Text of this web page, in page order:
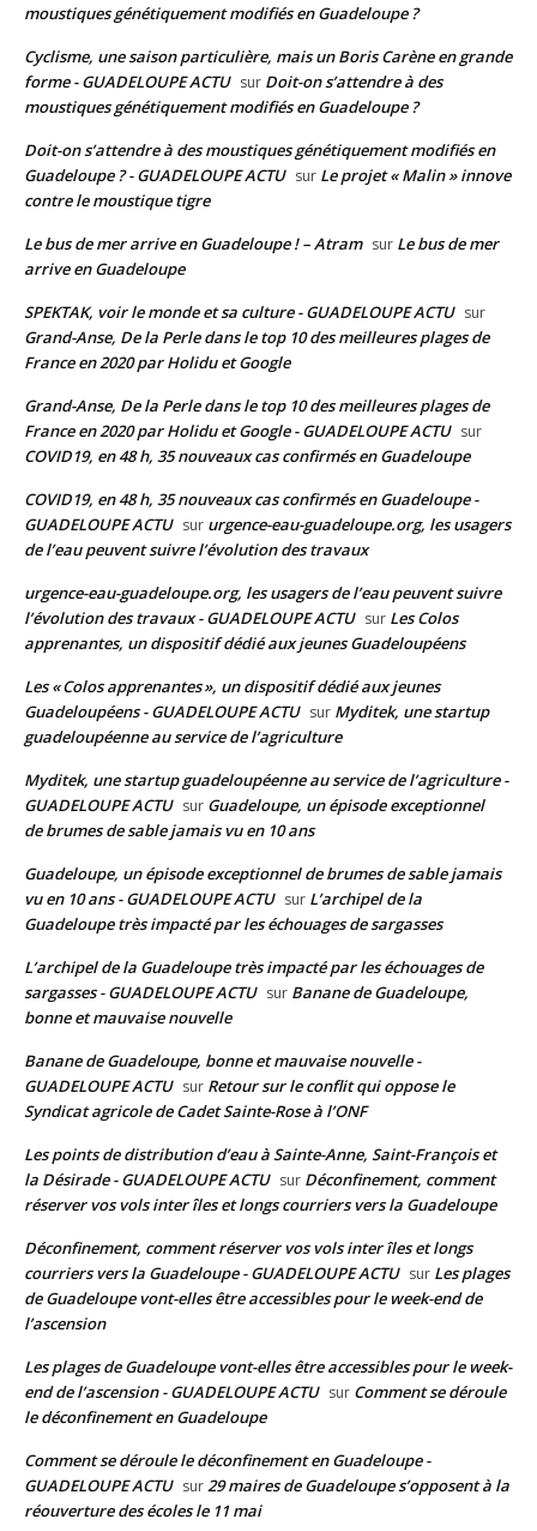
moustiques génétiquement modifiés en Guadeloupe ?
Cyclisme, une saison particulière, mais un Boris Carène en grande
forme - GUADELOUPE ACTU sur Doit-on s’attendre à des
moustiques génétiquement modifiés en Guadeloupe ?
Doit-on s’attendre à des moustiques génétiquement modifiés en
Guadeloupe ? - GUADELOUPE ACTU sur Le projet « Malin » innove
contre le moustique tigre
Le bus de mer arrive en Guadeloupe ! – Atram sur Le bus de mer
arrive en Guadeloupe
SPEKTAK, voir le monde et sa culture - GUADELOUPE ACTU sur
Grand-Anse, De la Perle dans le top 10 des meilleures plages de
France en 2020 par Holidu et Google
Grand-Anse, De la Perle dans le top 10 des meilleures plages de
France en 2020 par Holidu et Google - GUADELOUPE ACTU sur
COVID19, en 48 h, 35 nouveaux cas confirmés en Guadeloupe
COVID19, en 48 h, 35 nouveaux cas confirmés en Guadeloupe -
GUADELOUPE ACTU sur urgence-eau-guadeloupe.org, les usagers
de l’eau peuvent suivre l’évolution des travaux
urgence-eau-guadeloupe.org, les usagers de l’eau peuvent suivre
l’évolution des travaux - GUADELOUPE ACTU sur Les Colos
apprenantes, un dispositif dédié aux jeunes Guadeloupéens
Les « Colos apprenantes », un dispositif dédié aux jeunes
Guadeloupéens - GUADELOUPE ACTU sur Myditek, une startup
guadeloupéenne au service de l’agriculture
Myditek, une startup guadeloupéenne au service de l’agriculture -
GUADELOUPE ACTU sur Guadeloupe, un épisode exceptionnel
de brumes de sable jamais vu en 10 ans
Guadeloupe, un épisode exceptionnel de brumes de sable jamais
vu en 10 ans - GUADELOUPE ACTU sur L’archipel de la
Guadeloupe très impacté par les échouages de sargasses
L’archipel de la Guadeloupe très impacté par les échouages de
sargasses - GUADELOUPE ACTU sur Banane de Guadeloupe,
bonne et mauvaise nouvelle
Banane de Guadeloupe, bonne et mauvaise nouvelle -
GUADELOUPE ACTU sur Retour sur le conflit qui oppose le
Syndicat agricole de Cadet Sainte-Rose à l’ONF
Les points de distribution d’eau à Sainte-Anne, Saint-François et
la Désirade - GUADELOUPE ACTU sur Déconfinement, comment
réserver vos vols inter îles et longs courriers vers la Guadeloupe
Déconfinement, comment réserver vos vols inter îles et longs
courriers vers la Guadeloupe - GUADELOUPE ACTU sur Les plages
de Guadeloupe vont-elles être accessibles pour le week-end de
l’ascension
Les plages de Guadeloupe vont-elles être accessibles pour le week-
end de l’ascension - GUADELOUPE ACTU sur Comment se déroule
le déconfinement en Guadeloupe
Comment se déroule le déconfinement en Guadeloupe -
GUADELOUPE ACTU sur29 maires de Guadeloupe s’opposent à la
réouverture des écoles le 11 mai